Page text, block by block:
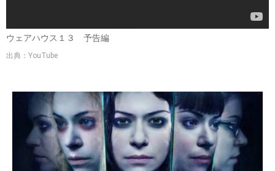
ウェアハウス１３ 予告編
出典：YouTube